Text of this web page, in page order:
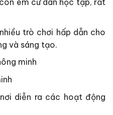
em cư dân học tập, rất
trò chơi hấp dẫn cho
và sáng tạo.
minh
diễn ra các hoạt động